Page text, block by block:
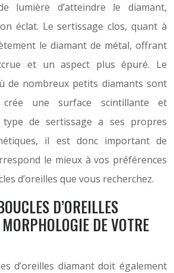
lumière d’atteindre le diamant,
éclat. Le sertissage clos, quant à
le diamant de métal, offrant
et un aspect plus épuré. Le
de nombreux petits diamants sont
crée une surface scintillante et
type de sertissage a ses propres
il est donc important de
le mieux à vos préférences
d’oreilles que vous recherchez.
D’OREILLES
DE VOTRE
d’oreilles diamant doit également